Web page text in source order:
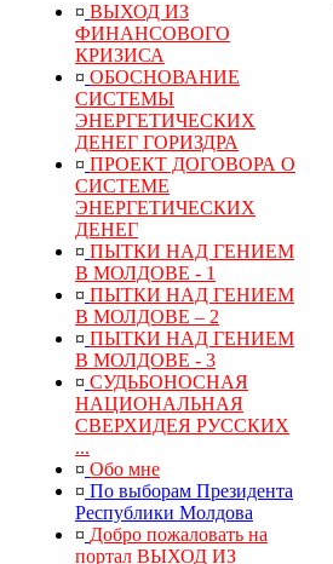
¤ ВЫХОД ИЗ
ФИНАНСОВОГО
КРИЗИСА
¤ ОБОСНОВАНИЕ
СИСТЕМЫ
ЭНЕРГЕТИЧЕСКИХ
ДЕНЕГ ГОРИЗДРА
¤ ПРОЕКТ ДОГОВОРА О
СИСТЕМЕ
ЭНЕРГЕТИЧЕСКИХ
ДЕНЕГ
¤ ПЫТКИ НАД ГЕНИЕМ
В МОЛДОВЕ - 1
¤ ПЫТКИ НАД ГЕНИЕМ
В МОЛДОВЕ – 2
¤ ПЫТКИ НАД ГЕНИЕМ
В МОЛДОВЕ - 3
¤ СУДЬБОНОСНАЯ
НАЦИОНАЛЬНАЯ
СВЕРХИДЕЯ РУССКИХ
...
¤ Обо мне
¤ По выборам Президента
Республики Молдова
¤ Добро пожаловать на
портал ВЫХОД ИЗ